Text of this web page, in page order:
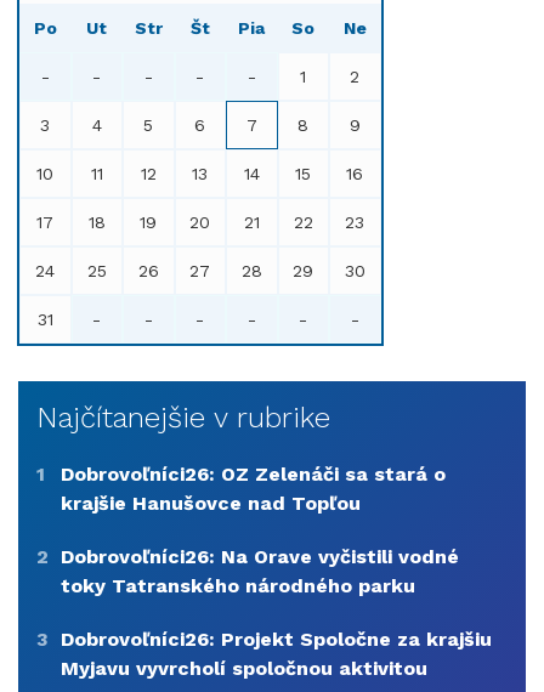
Po Ut Str Št Pia So Ne
- - - - - 1 2
3 4 5 6 7 8 9
10 11 12 13 14 15 16
17 18 19 20 21 22 23
24 25 26 27 28 29 30
31 - - - - - -
Najčítanejšie v rubrike
1
Dobrovoľníci26: OZ Zelenáči sa stará o
krajšie Hanušovce nad Topľou
2
Dobrovoľníci26: Na Orave vyčistili vodné
toky Tatranského národného parku
3
Dobrovoľníci26: Projekt Spoločne za krajšiu
Myjavu vyvrcholí spoločnou aktivitou